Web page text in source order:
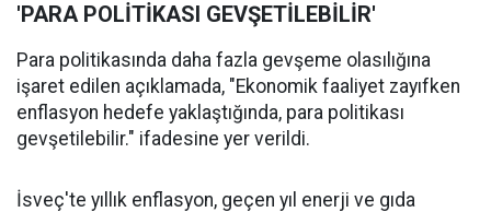
'PARA POLİTİKASI GEVŞETİLEBİLİR'
Para politikasında daha fazla gevşeme olasılığına
işaret edilen açıklamada, "Ekonomik faaliyet zayıfken
enflasyon hedefe yaklaştığında, para politikası
gevşetilebilir." ifadesine yer verildi.
İsveç'te yıllık enflasyon, geçen yıl enerji ve gıda